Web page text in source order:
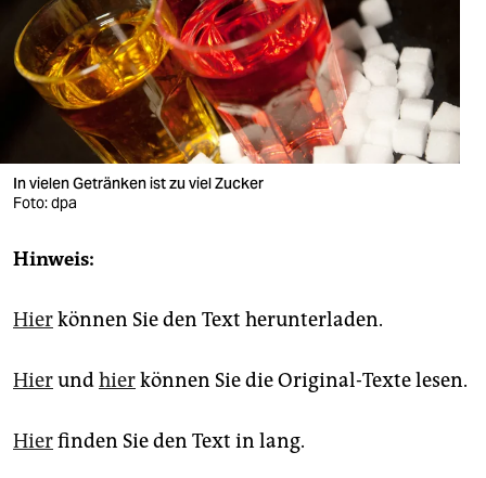
nord
wahrheit
verlag
fragen & hilfe
genossenschaft
In vielen Getränken ist zu viel Zucker
Foto: dpa
Hinweis:
Hierkönnen Sie den Text herunterladen.
Hierundhierkönnen Sie die Original-Texte lesen.
Hierfinden Sie den Text in lang.